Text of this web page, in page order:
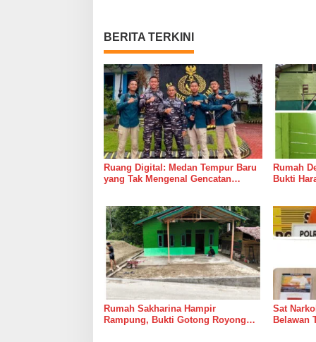
BERITA TERKINI
Ruang Digital: Medan Tempur Baru
yang Tak Mengenal Gencatan
Rumah
Bukti
Rumah Sakharina Hampir
Rampung, Bukti Gotong Royong
Sat
Belawan